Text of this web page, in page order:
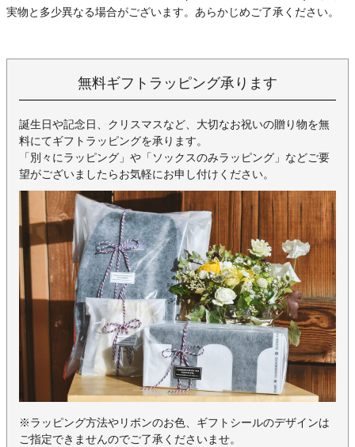
実物と多少異なる場合がございます。あらかじめご了承ください。
無料ギフトラッピング承ります
誕生日や記念日、クリスマスなど、大切なお祝いの贈り物を無
料にてギフトラッピングを承ります。
「別々にラッピング」や「ソックスのみラッピング」などご要
望がございましたらお気軽にお申し付けください。
※ラッピング方法やリボンのお色、ギフトシールのデザインは
ご指定できませんのでご了承くださいませ。